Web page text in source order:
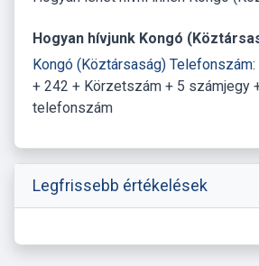
Hogyan hívjunk Kongó
Kongó (Köztársaság) Telefonszám:
+ 242 + Körzetszám + 5 számjegy
telefonszám
Legfrissebb értékelések